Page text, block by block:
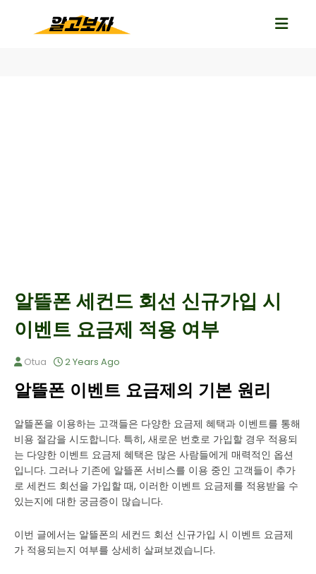
알뜰폰 세컨드 회선 신규가입 시
이벤트 요금제 적용 여부
Otua 2 Years Ago
알뜰폰 이벤트 요금제의 기본 원리
알뜰폰을 이용하는 고객들은 다양한 요금제 혜택과 이벤트를 통해
비용 절감을 시도합니다. 특히, 새로운 번호로 가입할 경우 적용되
는 다양한 이벤트 요금제 혜택은 많은 사람들에게 매력적인 옵션
입니다. 그러나 기존에 알뜰폰 서비스를 이용 중인 고객들이 추가
로 세컨드 회선을 가입할 때, 이러한 이벤트 요금제를 적용받을 수
있는지에 대한 궁금증이 많습니다.
이번 글에서는 알뜰폰의 세컨드 회선 신규가입 시 이벤트 요금제
가 적용되는지 여부를 상세히 살펴보겠습니다.